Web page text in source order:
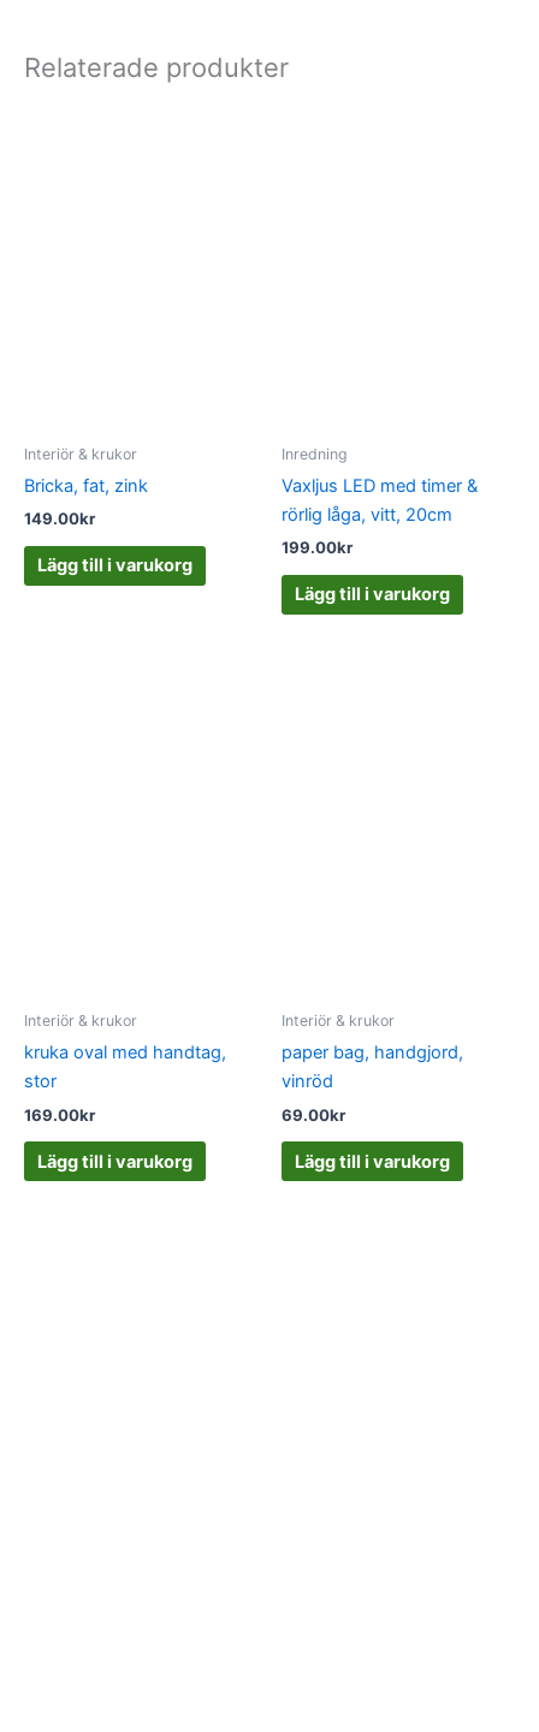
Relaterade produkter
Interiör & krukor
Bricka, fat, zink
149.00kr
Lägg till i varukorg
Inredning
Vaxljus LED med timer &
rörlig låga, vitt, 20cm
199.00kr
Lägg till i varukorg
Interiör & krukor
kruka oval med handtag,
stor
169.00kr
Lägg till i varukorg
Interiör & krukor
paper bag, handgjord,
vinröd
69.00kr
Lägg till i varukorg